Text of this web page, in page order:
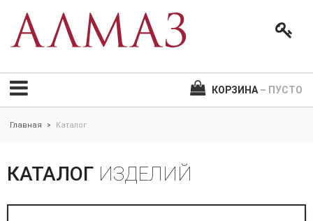
КОРЗИНА – ПУСТО
Главная > Каталог
КАТАЛОГ ИЗДЕЛИЙ